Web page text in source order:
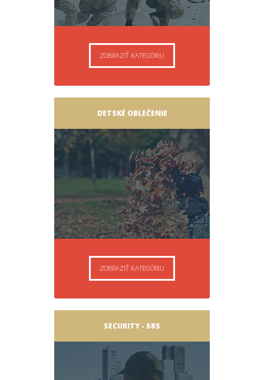
ZOBRAZIŤ KATEGÓRIU
DETSKÉ OBLEČENIE
ZOBRAZIŤ KATEGÓRIU
SECURITY - SBS